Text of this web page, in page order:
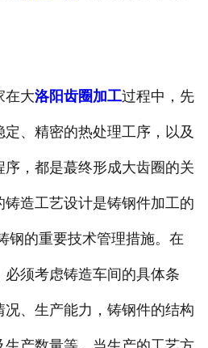
在大洛阳齿圈加工过程中，先
、精密的热处理工序，以及
，都是蕞终形成大齿圈的关
造工艺设计是铸钢件加工的
钢的重要技术管理措施。在
须考虑铸造车间的具体条
、生产能力，铸钢件的结构